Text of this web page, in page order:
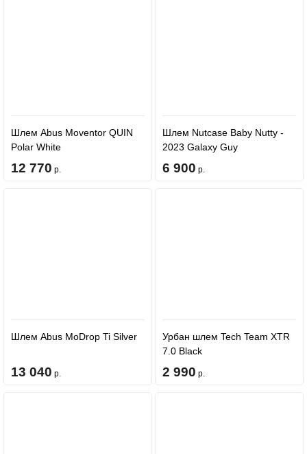
Шлем Abus Moventor QUIN
Polar White
12 770 р.
Шлем Nutcase Baby Nutty -
2023 Galaxy Guy
6 900 р.
Шлем Abus MoDrop Ti Silver
13 040 р.
Урбан шлем Tech Team XTR
7.0 Black
2 990 р.